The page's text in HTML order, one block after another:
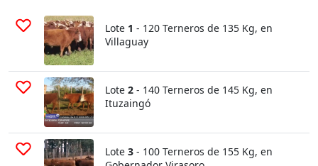
Lote 1 - 120 Terneros de 135 Kg, en
Villaguay
Lote 2 - 140 Terneros de 145 Kg, en
Ituzaingó
Lote 3 - 100 Terneros de 155 Kg, en